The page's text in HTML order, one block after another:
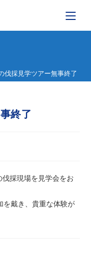
伐採見学ツアー無事終了
終了
採現場を見学会をお
を戴き、貴重な体験が